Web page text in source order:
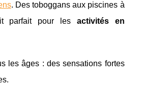
. Des toboggans aux piscines à
parfait pour les activités en
les âges : des sensations fortes